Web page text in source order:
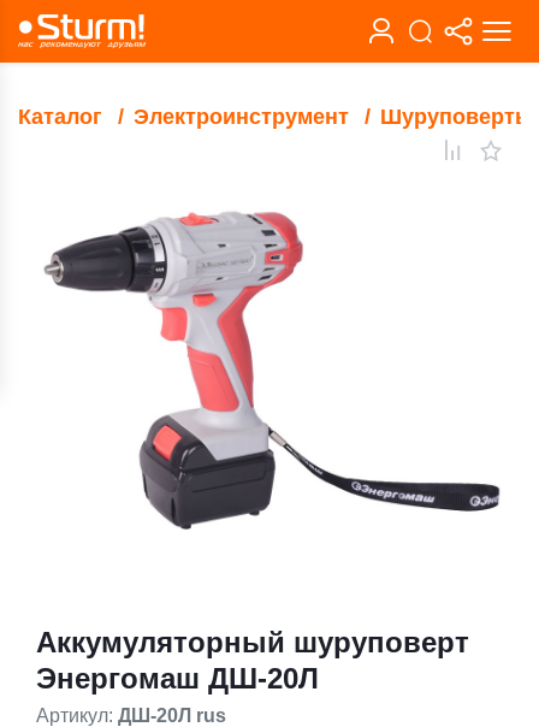
Каталог Электроинструмент Шуруповерты
Аккумуляторный шуруповерт
Энергомаш ДШ-20Л
Артикул: ДШ-20Л rus